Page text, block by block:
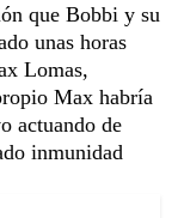
que Bobbi y su
unas horas
Lomas,
Max habría
actuando de
inmunidad